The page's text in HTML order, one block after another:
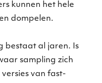
kunnen het hele
dompelen.
bestaat al jaren. Is
sampling zich
van fast-